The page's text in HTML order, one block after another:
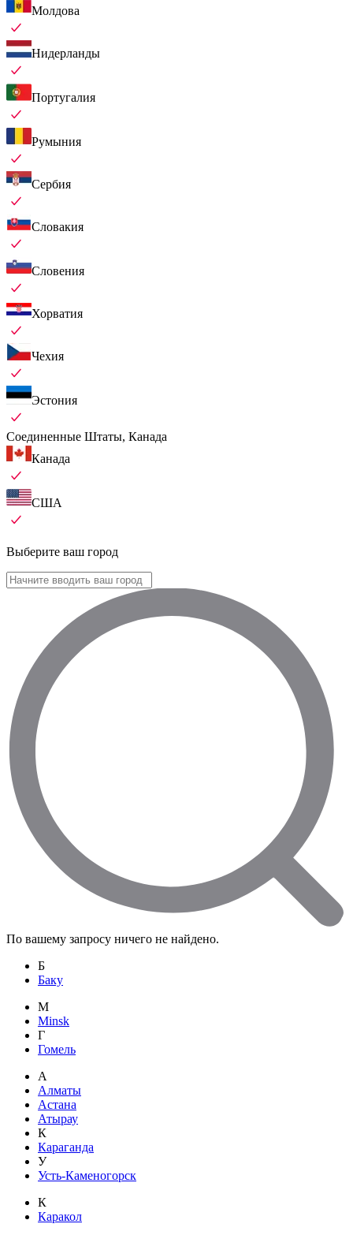
Молдова
Нидерланды
Португалия
Румыния
Сербия
Словакия
Словения
Хорватия
Чехия
Эстония
Соединенные Штаты, Канада
Канада
США
Выберите ваш город
По вашему запросу ничего не найдено.
Б
Баку
M
Minsk
Г
Гомель
А
Алматы
Астана
Атырау
К
Караганда
У
Усть-Каменогорск
К
Каракол